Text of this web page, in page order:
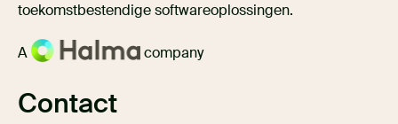
toekomstbestendige softwareoplossingen.
A company
Contact